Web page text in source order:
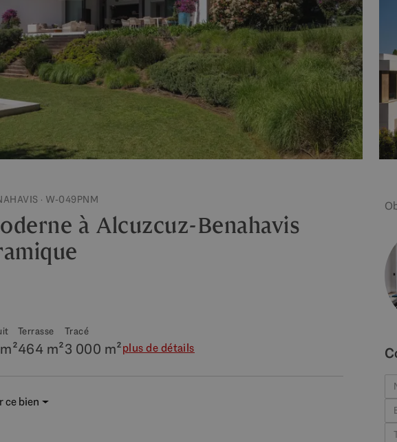
· W-049PNM
à Alcuzcuz-Benahavis
Terrasse
464 m²
Tracé
3 000 m²plus de détails
ce bien